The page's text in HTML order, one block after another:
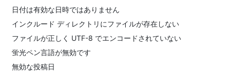
日付は有効な日時ではありません
インクルード ディレクトリにファイルが存在しない
ファイルが正しく UTF-8 でエンコードされていない
蛍光ペン言語が無効です
無効な投稿日